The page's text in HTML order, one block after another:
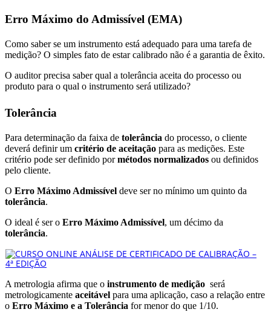
Erro Máximo do Admissível (EMA)
Como saber se um instrumento está adequado para uma tarefa de
medição? O simples fato de estar calibrado não é a garantia de êxito.
O auditor precisa saber qual a tolerância aceita do processo ou
produto para o qual o instrumento será utilizado?
Tolerância
Para determinação da faixa de tolerância do processo, o cliente
deverá definir um critério de aceitação para as medições. Este
critério pode ser definido pormétodos normalizados ou definidos
pelo cliente.
O Erro Máximo Admissível deve ser no mínimo um quinto da
tolerância.
O ideal é ser o Erro Máximo Admissível, um décimo da
tolerância.
A metrologia afirma que o instrumento de medição será
metrologicamente aceitável para uma aplicação, caso a relação entre
o Erro Máximo e a Tolerância for menor do que 1/10.